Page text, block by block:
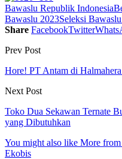
Bawaslu Republik Indonesia
Bawaslu 2023Seleksi
Share FacebookTwitter
Prev Post
Hore! PT Antam di
Next Post
Toko Dua Sekawan Ternate
yang Dibutuhkan
You might also like More
Ekobis